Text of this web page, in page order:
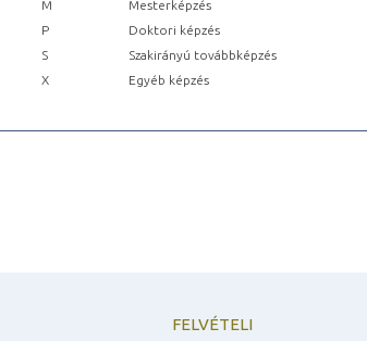
M
Mesterképzés
P
Doktori képzés
S
Szakirányú továbbképzés
X
Egyéb képzés
FELVÉTELI